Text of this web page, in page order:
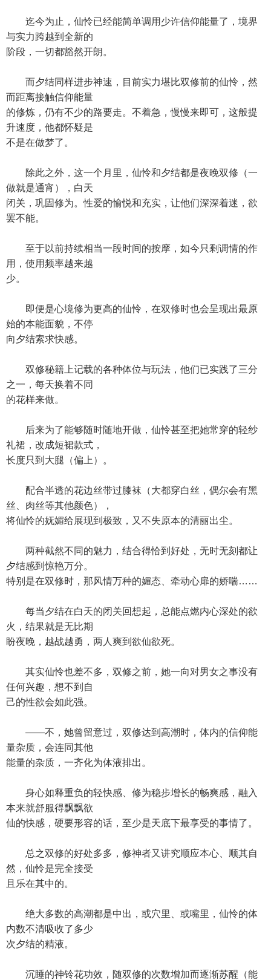
迄今为止，仙怜已经能简单调用少许信仰能量了，境界
与实力跨越到全新的
阶段，一切都豁然开朗。
而夕结同样进步神速，目前实力堪比双修前的仙怜，然
而距离接触信仰能量
的修炼，仍有不少的路要走。不着急，慢慢来即可，这般提
升速度，他都怀疑是
不是在做梦了。
除此之外，这一个月里，仙怜和夕结都是夜晚双修（一
做就是通宵），白天
闭关，巩固修为。性爱的愉悦和充实，让他们深深着迷，欲
罢不能。
至于以前持续相当一段时间的按摩，如今只剩调情的作
用，使用频率越来越
少。
即便是心境修为更高的仙怜，在双修时也会呈现出最原
始的本能面貌，不停
向夕结索求快感。
双修秘籍上记载的各种体位与玩法，他们已实践了三分
之一，每天换着不同
的花样来做。
后来为了能够随时随地开做，仙怜甚至把她常穿的轻纱
礼裙，改成短裙款式，
长度只到大腿（偏上）。
配合半透的花边丝带过膝袜（大都穿白丝，偶尔会有黑
丝、肉丝等其他颜色），
将仙怜的妩媚给展现到极致，又不失原本的清丽出尘。
两种截然不同的魅力，结合得恰到好处，无时无刻都让
夕结感到惊艳万分。
特别是在双修时，那风情万种的媚态、牵动心扉的娇喘……
每当夕结在白天的闭关回想起，总能点燃内心深处的欲
火，结果就是无比期
盼夜晚，越战越勇，两人爽到欲仙欲死。
其实仙怜也差不多，双修之前，她一向对男女之事没有
任何兴趣，想不到自
己的性欲会如此强。
——不，她曾留意过，双修达到高潮时，体内的信仰能
量杂质，会连同其他
能量的杂质，一齐化为体液排出。
身心如释重负的轻快感、修为稳步增长的畅爽感，融入
本来就舒服得飘飘欲
仙的快感，硬要形容的话，至少是天底下最享受的事情了。
总之双修的好处多多，修神者又讲究顺应本心、顺其自
然，仙怜是完全接受
且乐在其中的。
绝大多数的高潮都是中出，或穴里、或嘴里，仙怜的体
内数不清吸收了多少
次夕结的精液。
沉睡的神铃花功效，随双修的次数增加而逐渐苏醒（能